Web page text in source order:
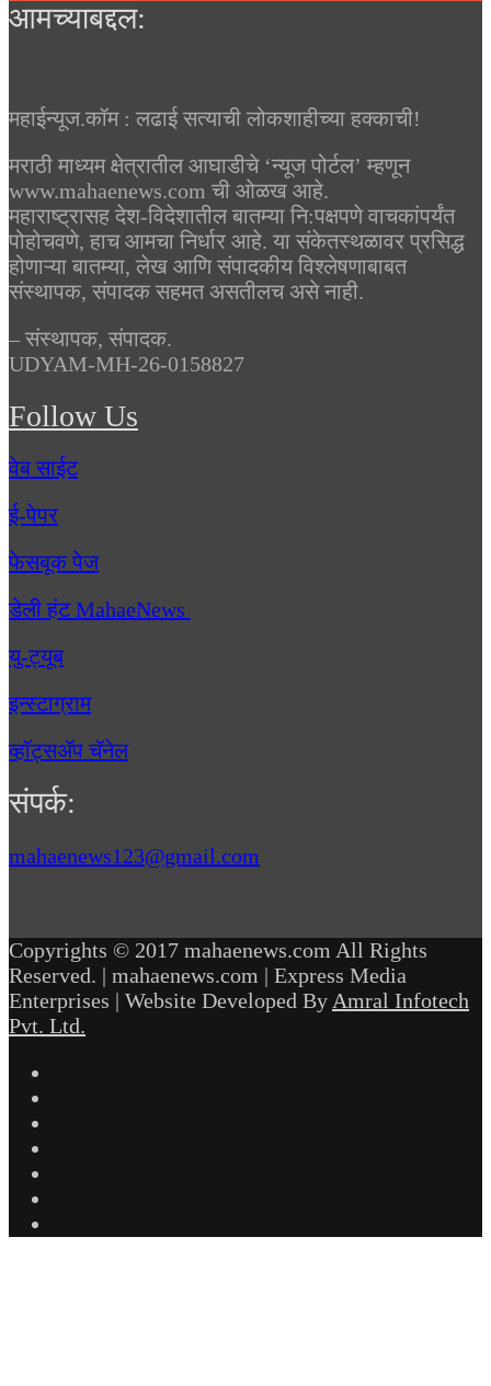
आमच्याबद्दल:
महाईन्यूज.कॉम : लढाई सत्याची लोकशाहीच्या हक्काची!
मराठी माध्यम क्षेत्रातील आघाडीचे ‘न्यूज पोर्टल’ म्हणून
www.mahaenews.com ची ओळख आहे.
महाराष्ट्रासह देश-विदेशातील बातम्या नि:पक्षपणे वाचकांपर्यंत
पोहोचवणे, हाच आमचा निर्धार आहे. या संकेतस्थळावर प्रसिद्ध
होणाऱ्या बातम्या, लेख आणि संपादकीय विश्लेषणाबाबत
संस्थापक, संपादक सहमत असतीलच असे नाही.
– संस्थापक, संपादक.
UDYAM-MH-26-0158827
Follow Us
वेब साईट
ई-पेपर
फेसबूक पेज
डेली हंट MahaeNews
यु-ट्यूब
इन्स्टाग्राम
व्हॉट्सॲप चॅनेल
संपर्क:
mahaenews123@gmail.com
Copyrights © 2017 mahaenews.com All Rights
Reserved. | mahaenews.com | Express Media
Enterprises | Website Developed By Amral Infotech
Pvt. Ltd.